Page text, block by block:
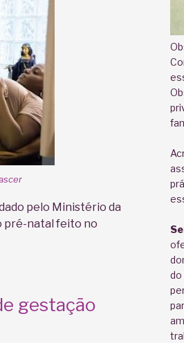
pelo Ministério da
pré-natal feito no
gestação
do